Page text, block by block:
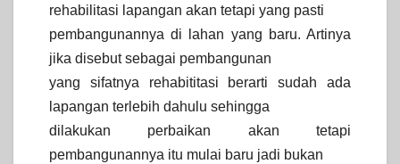
rehabilitasi lapangan akan tetapi yang pasti
pembangunannya di lahan yang baru. Artinya
jika disebut sebagai pembangunan
yang sifatnya rehabititasi berarti sudah ada
lapangan terlebih dahulu sehingga
dilakukan perbaikan akan tetapi
pembangunannya itu mulai baru jadi bukan